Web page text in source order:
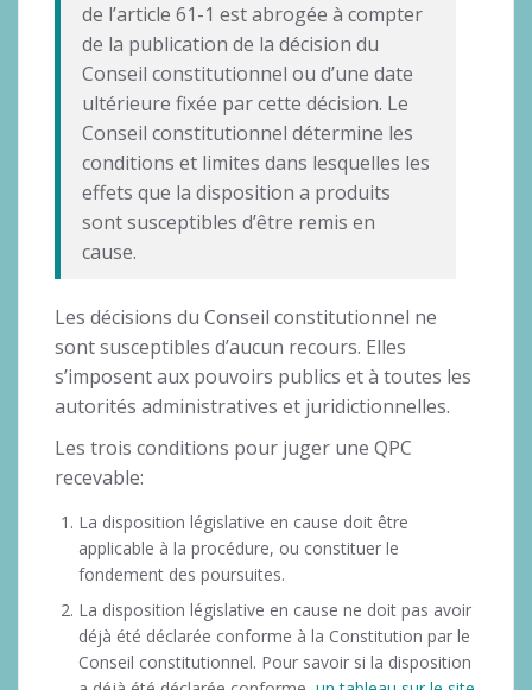
de l’article 61-1 est abrogée à compter
de la publication de la décision du
Conseil constitutionnel ou d’une date
ultérieure fixée par cette décision. Le
Conseil constitutionnel détermine les
conditions et limites dans lesquelles les
effets que la disposition a produits
sont susceptibles d’être remis en
cause.
Les décisions du Conseil constitutionnel ne
sont susceptibles d’aucun recours. Elles
s’imposent aux pouvoirs publics et à toutes les
autorités administratives et juridictionnelles.
Les trois conditions pour juger une QPC
recevable:
La disposition législative en cause doit être
applicable à la procédure, ou constituer le
fondement des poursuites.
La disposition législative en cause ne doit pas avoir
déjà été déclarée conforme à la Constitution par le
Conseil constitutionnel. Pour savoir si la disposition